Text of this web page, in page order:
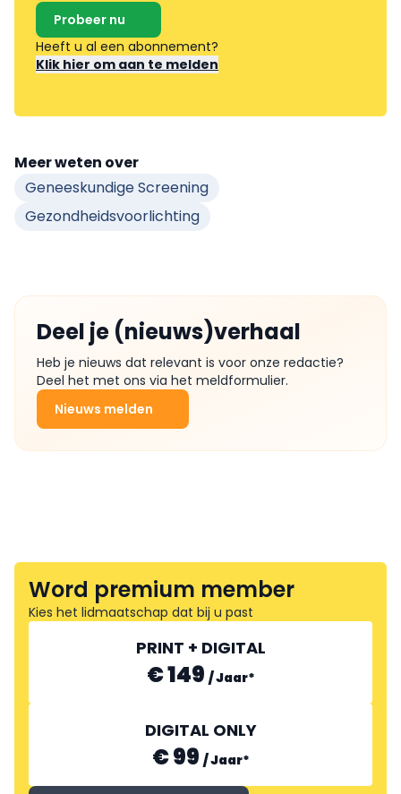
Probeer nu
Heeft u al een abonnement?
Klik hier om aan te melden
Meer weten over
Geneeskundige Screening
Gezondheidsvoorlichting
Deel je (nieuws)verhaal
Heb je nieuws dat relevant is voor onze redactie?
Deel het met ons via het meldformulier.
Nieuws melden
Word premium member
Kies het lidmaatschap dat bij u past
PRINT + DIGITAL
€ 149 /Jaar*
DIGITAL ONLY
€ 99 /Jaar*